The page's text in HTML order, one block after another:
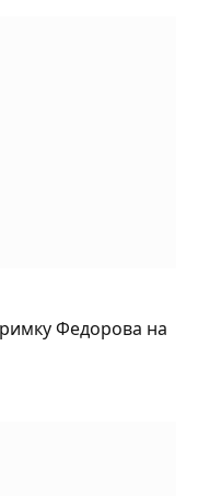
Федорова на